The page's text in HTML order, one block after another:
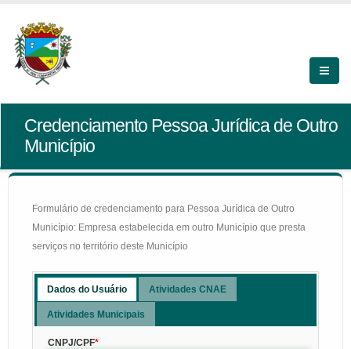
Credenciamento Pessoa Jurídica de Outro
Município
Formulário de credenciamento para Pessoa Jurídica de Outro
Município: Empresa estabelecida em outro Município que presta
serviços no território deste Município
Dados do Usuário Atividades CNAE
Atividades Municipais
CNPJ/CPF